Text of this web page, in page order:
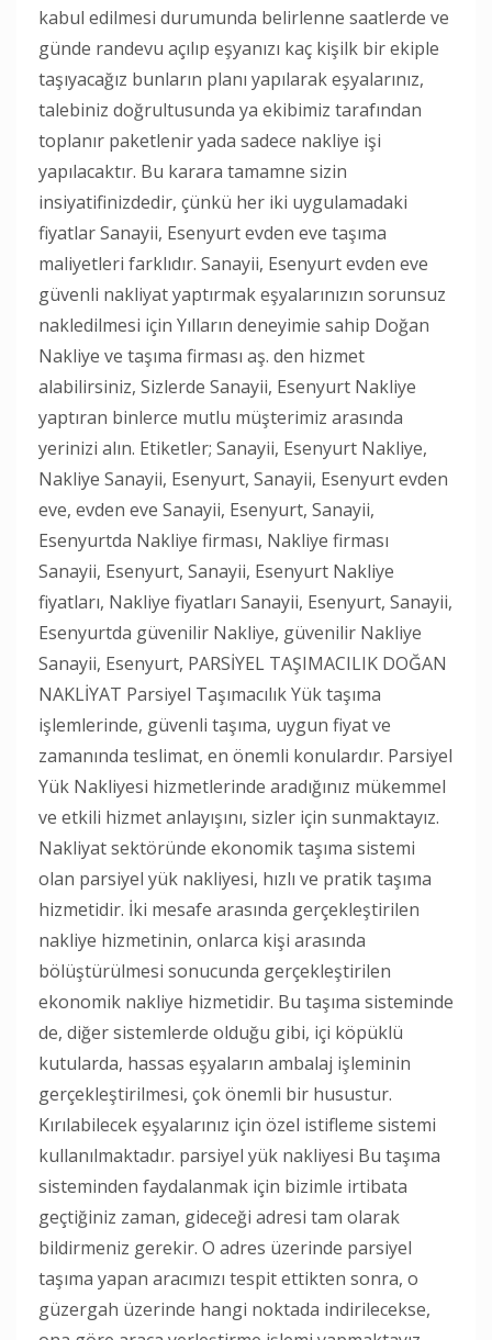
kabul edilmesi durumunda belirlenne saatlerde ve
günde randevu açılıp eşyanızı kaç kişilk bir ekiple
taşıyacağız bunların planı yapılarak eşyalarınız,
talebiniz doğrultusunda ya ekibimiz tarafından
toplanır paketlenir yada sadece nakliye işi
yapılacaktır. Bu karara tamamne sizin
insiyatifinizdedir, çünkü her iki uygulamadaki
fiyatlar Sanayii, Esenyurt evden eve taşıma
maliyetleri farklıdır. Sanayii, Esenyurt evden eve
güvenli nakliyat yaptırmak eşyalarınızın sorunsuz
nakledilmesi için Yılların deneyimie sahip Doğan
Nakliye ve taşıma firması aş. den hizmet
alabilirsiniz, Sizlerde Sanayii, Esenyurt Nakliye
yaptıran binlerce mutlu müşterimiz arasında
yerinizi alın. Etiketler; Sanayii, Esenyurt Nakliye,
Nakliye Sanayii, Esenyurt, Sanayii, Esenyurt evden
eve, evden eve Sanayii, Esenyurt, Sanayii,
Esenyurtda Nakliye firması, Nakliye firması
Sanayii, Esenyurt, Sanayii, Esenyurt Nakliye
fiyatları, Nakliye fiyatları Sanayii, Esenyurt, Sanayii,
Esenyurtda güvenilir Nakliye, güvenilir Nakliye
Sanayii, Esenyurt, PARSİYEL TAŞIMACILIK DOĞAN
NAKLİYAT Parsiyel Taşımacılık Yük taşıma
işlemlerinde, güvenli taşıma, uygun fiyat ve
zamanında teslimat, en önemli konulardır. Parsiyel
Yük Nakliyesi hizmetlerinde aradığınız mükemmel
ve etkili hizmet anlayışını, sizler için sunmaktayız.
Nakliyat sektöründe ekonomik taşıma sistemi
olan parsiyel yük nakliyesi, hızlı ve pratik taşıma
hizmetidir. İki mesafe arasında gerçekleştirilen
nakliye hizmetinin, onlarca kişi arasında
bölüştürülmesi sonucunda gerçekleştirilen
ekonomik nakliye hizmetidir. Bu taşıma sisteminde
de, diğer sistemlerde olduğu gibi, içi köpüklü
kutularda, hassas eşyaların ambalaj işleminin
gerçekleştirilmesi, çok önemli bir husustur.
Kırılabilecek eşyalarınız için özel istifleme sistemi
kullanılmaktadır. parsiyel yük nakliyesi Bu taşıma
sisteminden faydalanmak için bizimle irtibata
geçtiğiniz zaman, gideceği adresi tam olarak
bildirmeniz gerekir. O adres üzerinde parsiyel
taşıma yapan aracımızı tespit ettikten sonra, o
güzergah üzerinde hangi noktada indirilecekse,